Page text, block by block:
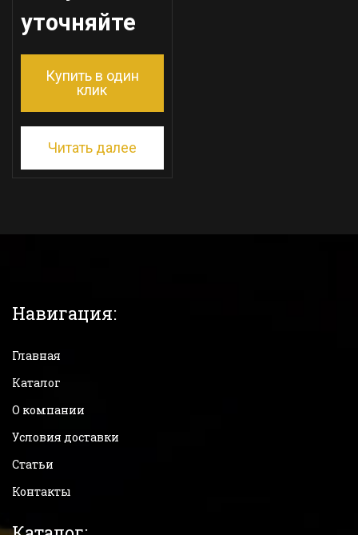
уточняйте
Купить в один
клик
Читать далее
Навигация:
Главная
Каталог
О компании
Условия доставки
Статьи
Контакты